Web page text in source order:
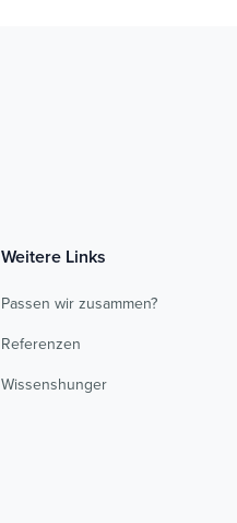
Weitere Links
Passen wir zusammen?
Referenzen
Wissenshunger